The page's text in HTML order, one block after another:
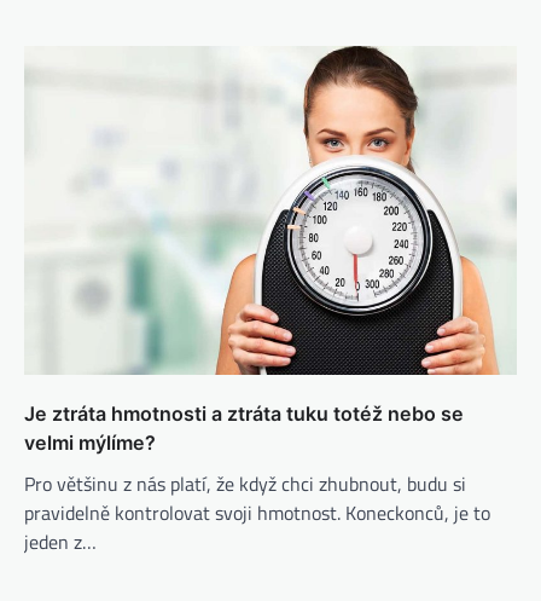
Je ztráta hmotnosti a ztráta tuku totéž nebo se
velmi mýlíme?
Pro většinu z nás platí, že když chci zhubnout, budu si
pravidelně kontrolovat svoji hmotnost. Koneckonců, je to
jeden z…